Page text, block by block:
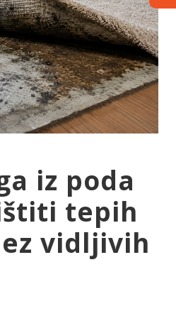
iz poda
tepih
vidljivih